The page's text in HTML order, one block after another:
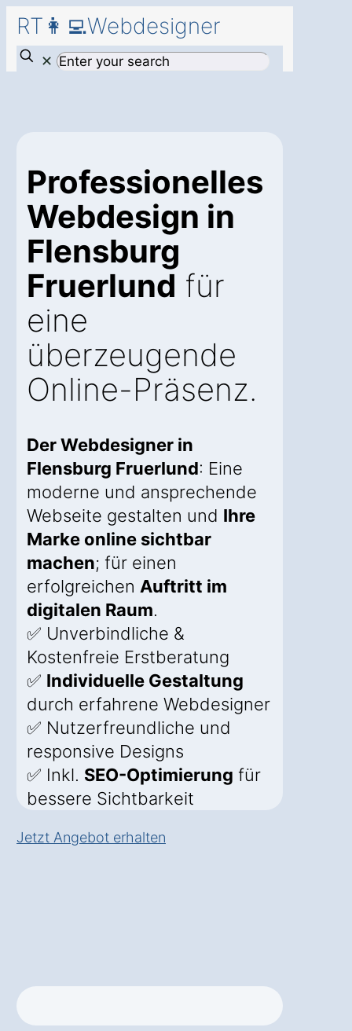
RT👩‍💻Webdesigner
✕
Professionelles
Webdesign in
Flensburg
Fruerlund für
eine
überzeugende
Online-Präsenz.
Der Webdesigner in
Flensburg Fruerlund: Eine
moderne und ansprechende
Webseite gestalten und Ihre
Marke online sichtbar
machen; für einen
erfolgreichen Auftritt im
digitalen Raum.
✅ Unverbindliche &
Kostenfreie Erstberatung
✅ Individuelle Gestaltung
durch erfahrene Webdesigner
✅ Nutzerfreundliche und
responsive Designs
✅ Inkl. SEO-Optimierung für
bessere Sichtbarkeit
Jetzt Angebot erhalten